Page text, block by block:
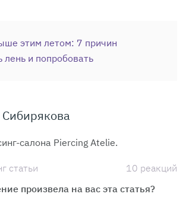
этим летом: 7 причин
лень и попробовать
салона Piercing Atelie.
статьи
10 реакций
произвела на вас эта статья?